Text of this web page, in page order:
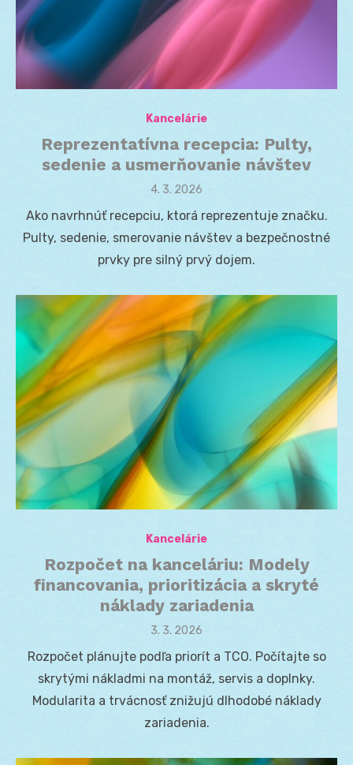
Kancelárie
Reprezentatívna recepcia: Pulty,
sedenie a usmerňovanie návštev
Posted
4. 3. 2026
Ako navrhnúť recepciu, ktorá reprezentuje značku.
Pulty, sedenie, smerovanie návštev a bezpečnostné
prvky pre silný prvý dojem.
Kancelárie
Rozpočet na kanceláriu: Modely
financovania, prioritizácia a skryté
náklady zariadenia
Posted
3. 3. 2026
Rozpočet plánujte podľa priorít a TCO. Počítajte so
skrytými nákladmi na montáž, servis a doplnky.
Modularita a trvácnosť znižujú dlhodobé náklady
zariadenia.